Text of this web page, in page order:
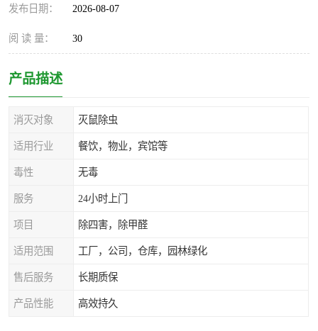
发布日期： 2026-08-07
阅 读 量： 30
产品描述
消灭对象 灭鼠除虫
适用行业 餐饮，物业，宾馆等
毒性 无毒
服务 24小时上门
项目 除四害，除甲醛
适用范围 工厂，公司，仓库，园林绿化
售后服务 长期质保
产品性能 高效持久